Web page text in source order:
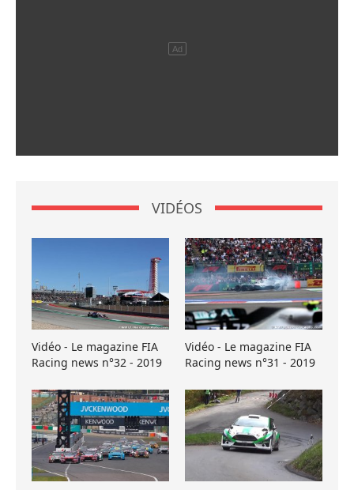
VIDÉOS
Vidéo - Le magazine FIA
Racing news n°32 - 2019
Vidéo - Le magazine FIA
Racing news n°31 - 2019